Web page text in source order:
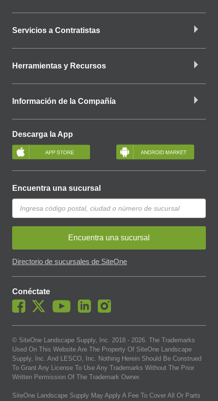
Servicios a Contratistas
Herramientas y Recursos
Información de la Compañía
Descarga la App
Encuentra una sucursal
Encuentra una sucursal
Directorio de sucursales de SiteOne
Conéctate
© SiteOne Landscape Supply, Inc. 2018 - 2026. The Trademarks
Used On This Website Are The Property Of SiteOne Landscape
Supply, Inc. And LESCO, Inc. Nothing Herein Should Be Construed
To Grant Any License To Use Any Trademarks Without The Prior
Written Permission Of The Trademark Owner.
SiteOne Landscape Supply May Apply A Fee To Cover All Or Parts